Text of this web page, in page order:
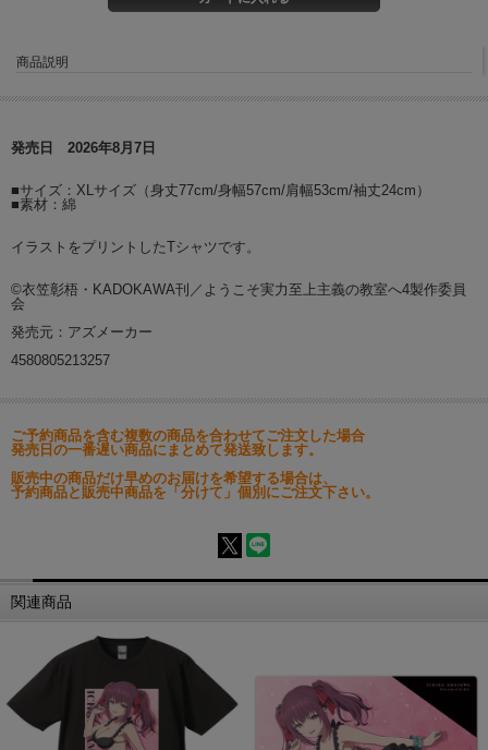
商品説明
発売日 2026年8月7日
■サイズ：XLサイズ（身丈77cm/身幅57cm/肩幅53cm/袖丈24cm）
■素材：綿
イラストをプリントしたTシャツです。
©衣笠彰梧・KADOKAWA刊／ようこそ実力至上主義の教室へ4製作委員
会
発売元：アズメーカー
4580805213257
ご予約商品を含む複数の商品を合わせてご注文した場合
発売日の一番遅い商品にまとめて発送致します。
販売中の商品だけ早めのお届けを希望する場合は、
予約商品と販売中商品を「分けて」個別にご注文下さい。
関連商品